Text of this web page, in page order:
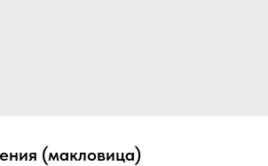
(макловица)